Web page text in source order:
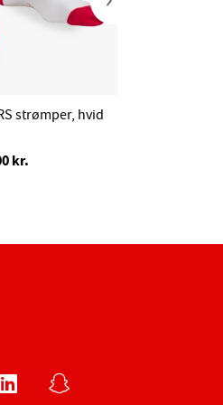
strømper, hvid
kr.